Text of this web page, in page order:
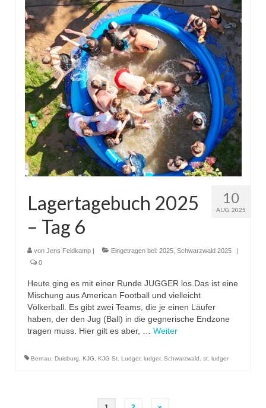
10
AUG. 2025
Lagertagebuch 2025
– Tag 6
von Jens Feldkamp | Eingetragen bei: 2025 Schwarzwald 2025
|
0
Heute ging es mit einer Runde JUGGER los.Das ist eine
Mischung aus American Football und vielleicht
Völkerball. Es gibt zwei Teams, die je einen Läufer
haben, der den Jug (Ball) in die gegnerische Endzone
tragen muss. Hier gilt es aber, … Weiter
Bernau Duisburg KJG KJG St. Ludger, ludger, Schwarzwald st. ludger